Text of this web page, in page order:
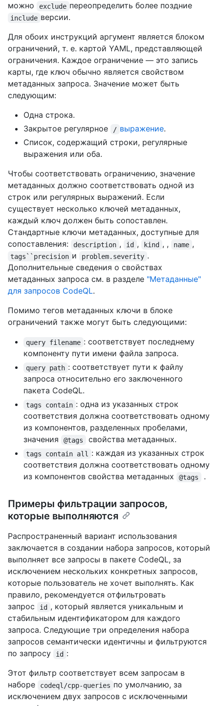
можно
exclude переопределить более поздние
include версии.
Для обоих инструкций аргумент является блоком
ограничений, т. е. картой YAML, представляющей
ограничения. Каждое ограничение — это запись
карты, где ключ обычно является свойством
метаданных запроса. Значение может быть
следующим:
Одна строка.
Закрытое регулярное
/ выражение.
Список, содержащий строки, регулярные
выражения или оба.
Чтобы соответствовать ограничению, значение
метаданных должно соответствовать одной из
строк или регулярных выражений. Если
существует несколько ключей метаданных,
каждый ключ должен быть сопоставлен.
Стандартные ключи метаданных, доступные для
сопоставления:
description , id , kind , , name ,
tags``precision и problem.severity .
Дополнительные сведения о свойствах
метаданных запроса см. в разделе "Метаданные"
для запросов CodeQL.
Помимо тегов метаданных ключи в блоке
ограничений также могут быть следующими:
query filename : соответствует последнему
компоненту пути имени файла запроса.
query path : соответствует пути к файлу
запроса относительно его заключенного
пакета CodeQL.
tags contain : одна из указанных строк
соответствия должна соответствовать одному
из компонентов, разделенных пробелами,
значения
@tags свойства метаданных.
tags contain all
: каждая из указанных строк
соответствия должна соответствовать одному
из компонентов свойства метаданных
@tags .
Примеры фильтрации запросов,
которые выполняются
Распространенный вариант использования
заключается в создании набора запросов, который
выполняет все запросы в пакете CodeQL, за
исключением нескольких конкретных запросов,
которые пользователь не хочет выполнять. Как
правило, рекомендуется отфильтровать
запрос
id , который является уникальным и
стабильным идентификатором для каждого
запроса. Следующие три определения набора
запросов семантически идентичны и фильтруются
по запросу
id :
Этот фильтр соответствует всем запросам в
наборе
codeql/cpp-queries по умолчанию, за
исключением двух запросов с исключенными